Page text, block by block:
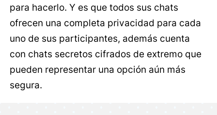
para hacerlo. Y es que todos sus chats
ofrecen una completa privacidad para cada
uno de sus participantes, además cuenta
con chats secretos cifrados de extremo que
pueden representar una opción aún más
segura.